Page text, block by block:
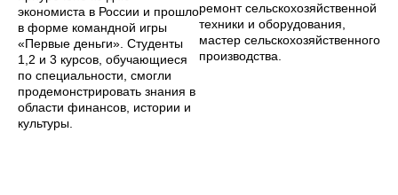
экономиста в России и прошло
в форме командной игры
«Первые деньги». Студенты
1,2 и 3 курсов, обучающиеся
по специальности, смогли
продемонстрировать знания в
области финансов, истории и
культуры.
ремонт сельскохозяйственной
техники и оборудования,
мастер сельскохозяйственного
производства.